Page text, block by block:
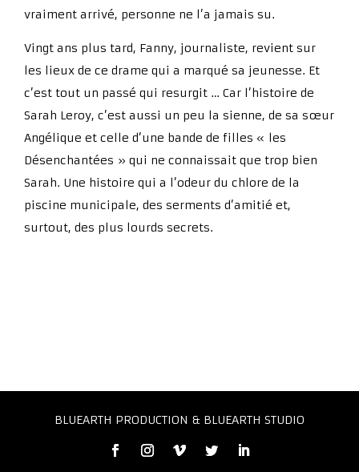
vraiment arrivé, personne ne l’a jamais su.
Vingt ans plus tard, Fanny, journaliste, revient sur
les lieux de ce drame qui a marqué sa jeunesse. Et
c’est tout un passé qui resurgit … Car l’histoire de
Sarah Leroy, c’est aussi un peu la sienne, de sa sœur
Angélique et celle d’une bande de filles « les
Désenchantées » qui ne connaissait que trop bien
Sarah. Une histoire qui a l’odeur du chlore de la
piscine municipale, des serments d’amitié et,
surtout, des plus lourds secrets.
BLUEARTH PRODUCTION & BLUEARTH STUDIO